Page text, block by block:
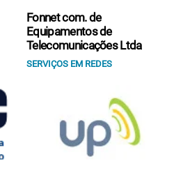
Fonnet com. de
Equipamentos de
Telecomunicações Ltda
SERVIÇOS EM REDES